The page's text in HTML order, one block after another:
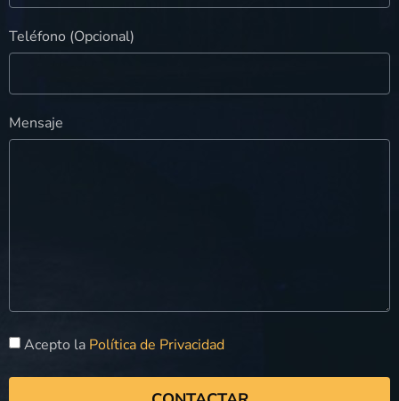
Teléfono (Opcional)
Mensaje
Acepto la Política de Privacidad